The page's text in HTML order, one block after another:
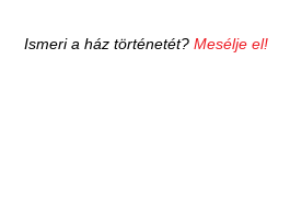
Ismeri a ház történetét? Mesélje el!